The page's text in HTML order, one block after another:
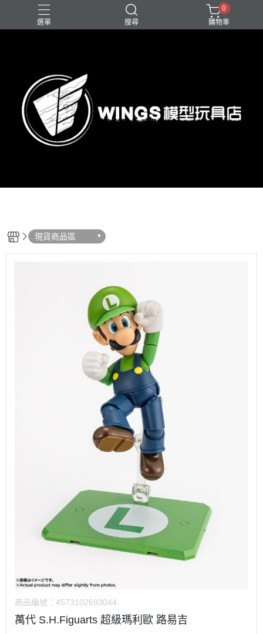
選單 搜尋
0
購物車
現貨商品區
商品編號： 4573102693044
萬代 S.H.Figuarts 超級瑪利歐 路易吉